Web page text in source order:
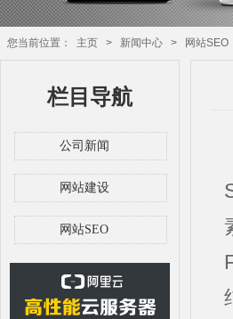
您当前位置： 主页 > 新闻中心 > 网站SEO
栏目导航
公司新闻
网站建设
网站SEO